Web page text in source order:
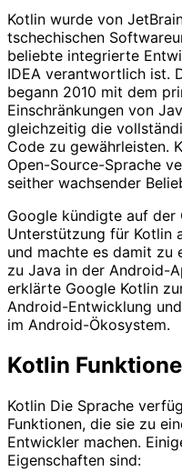
Kotlin wurde von
tschechischen
beliebte integrierte
IDEA verantwortlich ist.
begann 2010 mit dem
Einschränkungen von
gleichzeitig die
Code zu gewährleisten.
Open-Source-Sprache
seither wachsender
Google kündigte auf der
Unterstützung für Kotlin
und machte es damit zu
zu Java in der Android-
erklärte Google Kotlin
Android-Entwicklung
im Android-Ökosystem.
Kotlin
Kotlin Die Sprache
Funktionen, die sie zu
Entwickler machen.
Eigenschaften sind: